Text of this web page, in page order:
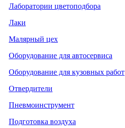
Лаборатории цветоподбора
Лаки
Малярный цех
Оборудование для автосервиса
Оборудование для кузовных работ
Отвердители
Пневмоинструмент
Подготовка воздуха